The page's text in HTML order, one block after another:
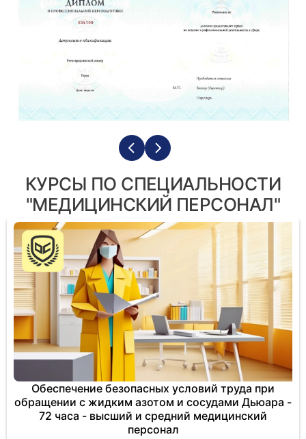
КУРСЫ ПО СПЕЦИАЛЬНОСТИ
"МЕДИЦИНСКИЙ ПЕРСОНАЛ"
Обеспечение безопасных условий труда при
обращении с жидким азотом и сосудами Дьюара -
72 часа - высший и средний медицинский
персонал